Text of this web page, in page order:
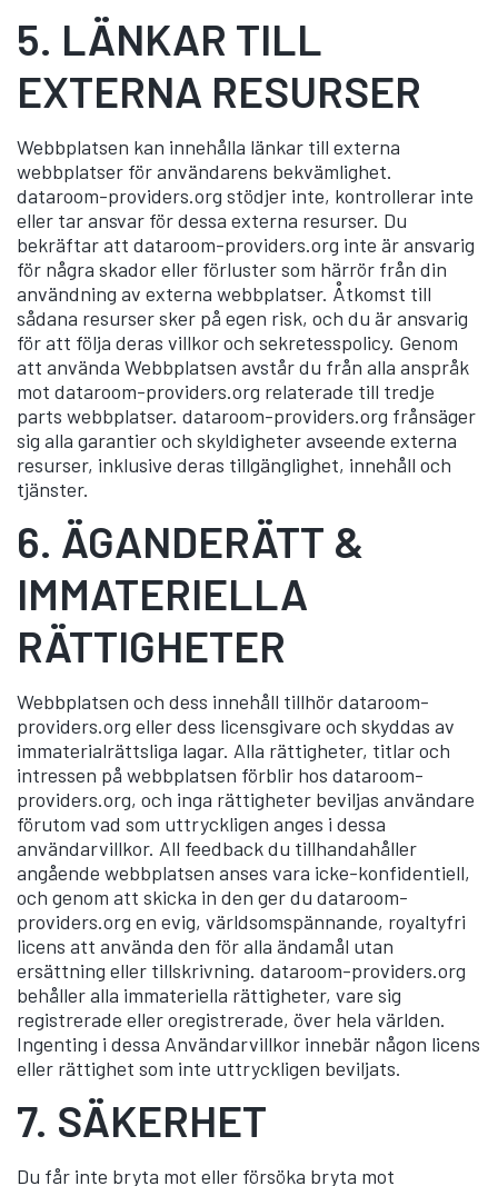
5. LÄNKAR TILL
EXTERNA RESURSER
Webbplatsen kan innehålla länkar till externa
webbplatser för användarens bekvämlighet.
dataroom-providers.org stödjer inte, kontrollerar inte
eller tar ansvar för dessa externa resurser. Du
bekräftar att dataroom-providers.org inte är ansvarig
för några skador eller förluster som härrör från din
användning av externa webbplatser. Åtkomst till
sådana resurser sker på egen risk, och du är ansvarig
för att följa deras villkor och sekretesspolicy. Genom
att använda Webbplatsen avstår du från alla anspråk
mot dataroom-providers.org relaterade till tredje
parts webbplatser. dataroom-providers.org frånsäger
sig alla garantier och skyldigheter avseende externa
resurser, inklusive deras tillgänglighet, innehåll och
tjänster.
6. ÄGANDERÄTT &
IMMATERIELLA
RÄTTIGHETER
Webbplatsen och dess innehåll tillhör dataroom-
providers.org eller dess licensgivare och skyddas av
immaterialrättsliga lagar. Alla rättigheter, titlar och
intressen på webbplatsen förblir hos dataroom-
providers.org, och inga rättigheter beviljas användare
förutom vad som uttryckligen anges i dessa
användarvillkor. All feedback du tillhandahåller
angående webbplatsen anses vara icke-konfidentiell,
och genom att skicka in den ger du dataroom-
providers.org en evig, världsomspännande, royaltyfri
licens att använda den för alla ändamål utan
ersättning eller tillskrivning. dataroom-providers.org
behåller alla immateriella rättigheter, vare sig
registrerade eller oregistrerade, över hela världen.
Ingenting i dessa Användarvillkor innebär någon licens
eller rättighet som inte uttryckligen beviljats.
7. SÄKERHET
Du får inte bryta mot eller försöka bryta mot